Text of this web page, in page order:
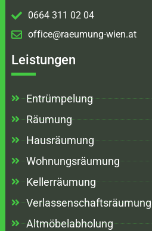
0664 311 02 04
office@raeumung-wien.at
Leistungen
Entrümpelung
Räumung
Hausräumung
Wohnungsräumung
Kellerräumung
Verlassenschaftsräumung
Altmöbelabholung